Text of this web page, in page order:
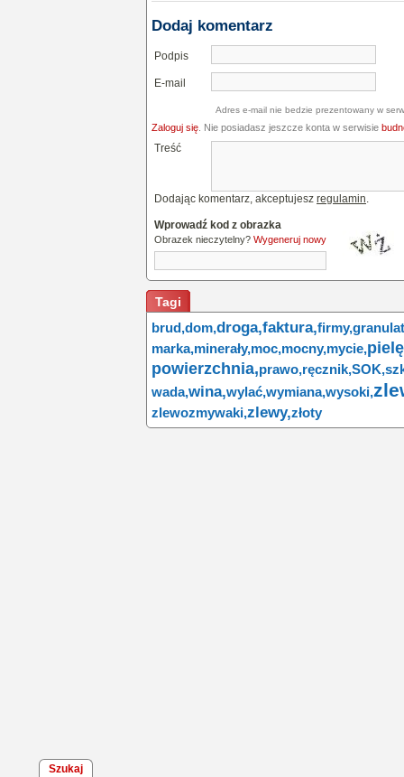
Dodaj komentarz
Podpis
E-mail
Adres e-mail nie bedzie prezentowany w
Zaloguj się . Nie posiadasz jeszcze konta w serwisie
Treść
Dodając komentarz, akceptujesz regulamin
Wprowadź kod z obrazka
Obrazek nieczytelny? Wygeneruj nowy
Tagi
brud,dom,droga,faktura,firmy,
marka,minerały,moc,mocny,mycie,
powierzchnia,prawo,ręcznik,SOK,
wada,wina,wylać,wymiana,wysoki,
zlewozmywaki,zlewy,złoty
Szukaj